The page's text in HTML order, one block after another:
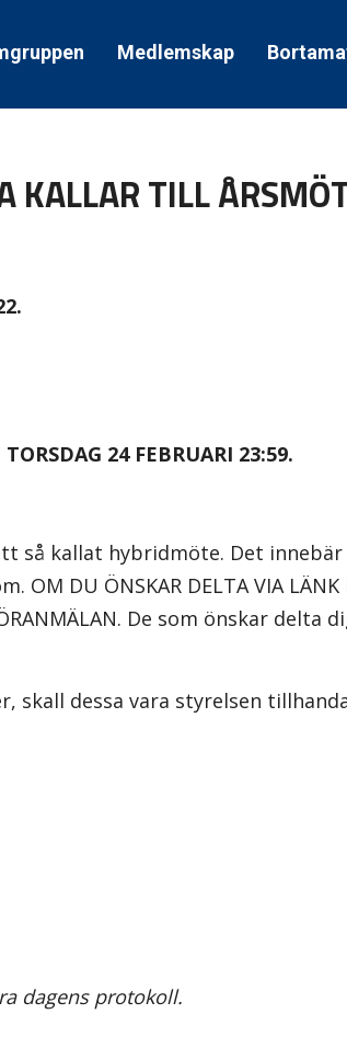
Medlemskap
KALLAR TILL
TORSDAG 24 FEBRUARI 23:59.
så kallat hybridmöte. Det
DU ÖNSKAR DELTA VIA LÄNK
De som önskar
skall dessa vara styrelsen
dagens protokoll.